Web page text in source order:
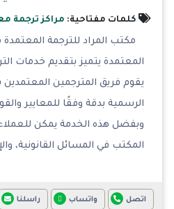
كلمات مفتاحية: مراكز ترجمة
مكتب المراد للترجمة المعتمدة
المعتمدة يتميز بتقديم خدمات
يقوم فريق المترجمين المعتمدين
الرسمية بدقة وفقًا للمعايير
وبفضل هذه الخدمة يمكن
المكتب في المسائل القانونية،
اتصل واتساب راسلنا